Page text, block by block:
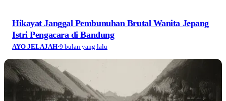
Hikayat Janggal Pembunuhan Brutal Wanita Jepang
Istri Pengacara di Bandung
AYO JELAJAH·9 bulan yang lalu